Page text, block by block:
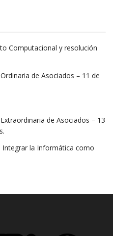
Computacional y resolución
de Asociados – 11 de
de Asociados – 13
Integrar la Informática como